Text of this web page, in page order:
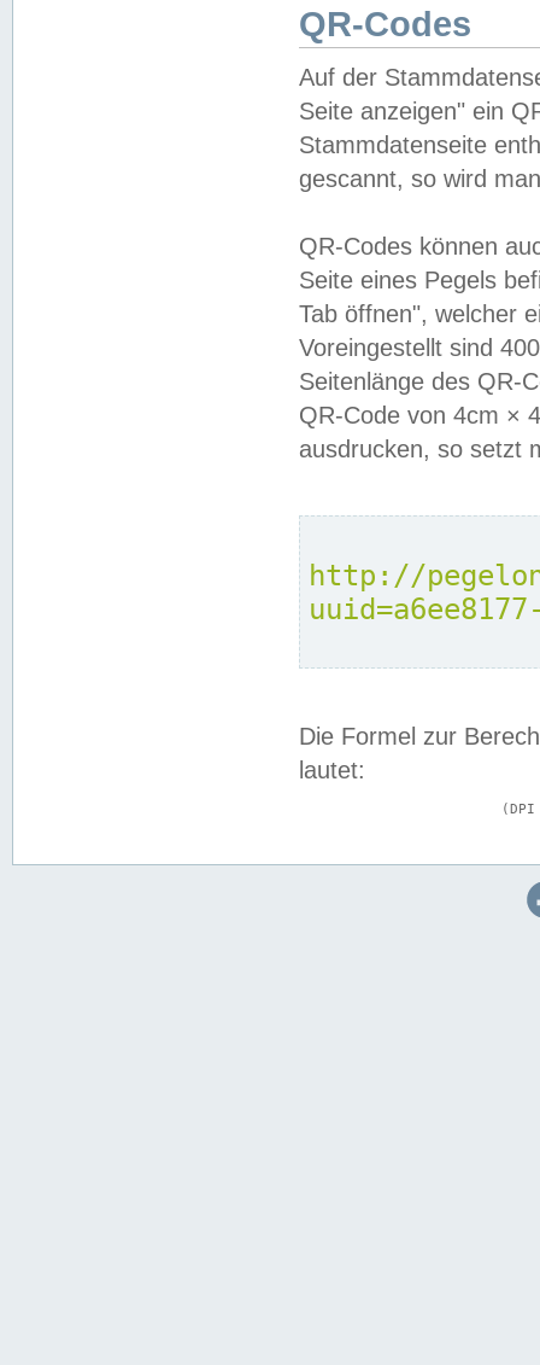
QR-Codes
Auf der
Seite anzeigen" ein
Stammdatenseite
gescannt, so wird
QR-Codes können
Seite eines Pegels
Tab öffnen", welcher
Voreingestellt sind
Seitenlänge des QR-
QR-Code von 4cm ×
ausdrucken, so setzt
http://
Die Formel zur
lautet: